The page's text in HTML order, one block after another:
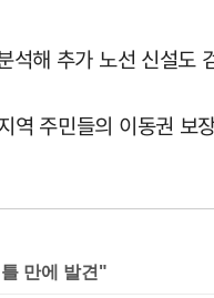
석해 추가 노선 신설도
역 주민들의 이동권
만에 발견"